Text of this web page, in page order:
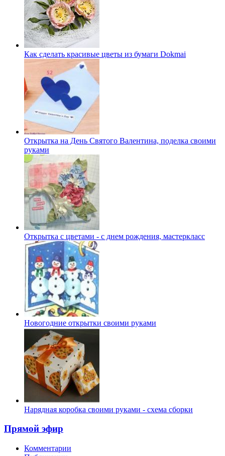
Как сделать красивые цветы из бумаги Dokmai
Открытка на День Святого Валентина, поделка своими
руками
Открытка с цветами - с днем рождения, мастеркласс
Новогодние открытки своими руками
Нарядная коробка своими руками - схема сборки
Прямой эфир
Комментарии